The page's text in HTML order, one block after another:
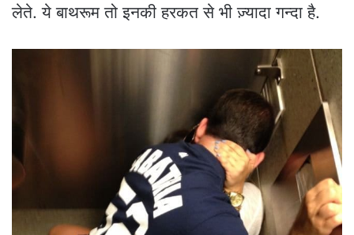
लेते. ये बाथरूम तो इनकी हरकत से भी ज़्यादा गन्दा है.